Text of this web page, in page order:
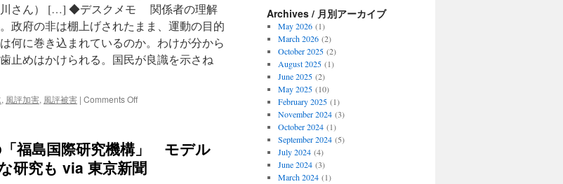
川さん） […] ◆デスクメモ 関係者の理解
政府の非は棚上げされたまま、運動の目的
何に巻き込まれているのか。わけが分から
止めはかけられる。国民が良識を示さね
, 風評加害, 風評被害 | Comments Offon
い
と
非
福島国際研究機構」 モデル
研究も via 東京新聞
Archives / 月別アーカイブ
May 2026(1)
March 2026(2)
October 2025(2)
August 2025(1)
June 2025(2)
May 2025(10)
February 2025(1)
November 2024(3)
October 2024(1)
September 2024(5)
July 2024(4)
June 2024(3)
March 2024(1)